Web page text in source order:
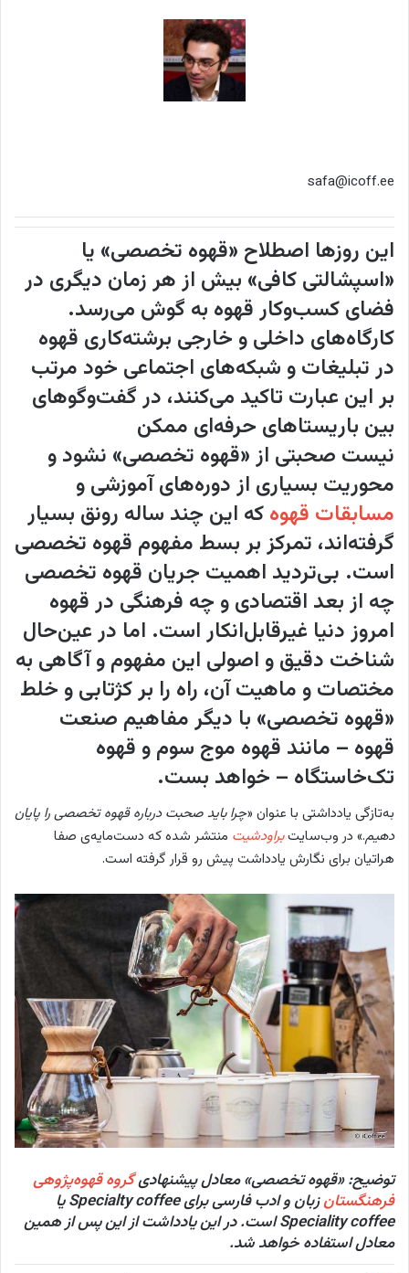
safa@icoff.ee
این روزها اصطلاح «قهوه تخصصی» یا
«اسپشالتی کافی» بیش از هر زمان دیگری در
فضای کسب‌وکار قهوه به گوش می‌رسد.
کارگاه‌های داخلی و خارجی برشته‌کاری قهوه
در تبلیغات و شبکه‌های اجتماعی خود مرتب
بر این عبارت تاکید می‌کنند، در گفت‌وگوهای
بین باریستاهای حرفه‌ای ممکن
نیست صحبتی از «قهوه تخصصی» نشود و
محوریت بسیاری از دوره‌های آموزشی و
مسابقات قهوهکه این چند ساله رونق بسیار
گرفته‌اند، تمرکز بر بسط مفهوم قهوه تخصصی
است. بی‌تردید اهمیت جریان قهوه تخصصی
چه از بعد اقتصادی و چه فرهنگی در قهوه
امروز دنیا غیرقابل‌انکار است. اما در عین‌حال
شناخت دقیق و اصولی این مفهوم و آگاهی به
مختصات و ماهیت آن، راه را بر کژتابی و خلط
«قهوه تخصصی» با دیگر مفاهیم صنعت
قهوه – مانند قهوه موج سوم و قهوه
تک‌خاستگاه – خواهد بست.
به‌تازگی یادداشتی با عنوان «چرا باید صحبت درباره قهوه تخصصی را پایان
دهیم.» در وب‌سایتبراودشیت منتشر شده که دست‌مایه‌ی صفا
هراتیان برای نگارش یادداشت پیش رو قرار گرفته است.
توضیح: «قهوه تخصصی» معادل پیشنهادیگروه قهوه‌پژوهی
فرهنگستان
زبان و ادب فارسی برای Specialty coffee یا
Speciality coffee است. در این یادداشت از این پس از همین
معادل استفاده خواهد شد.